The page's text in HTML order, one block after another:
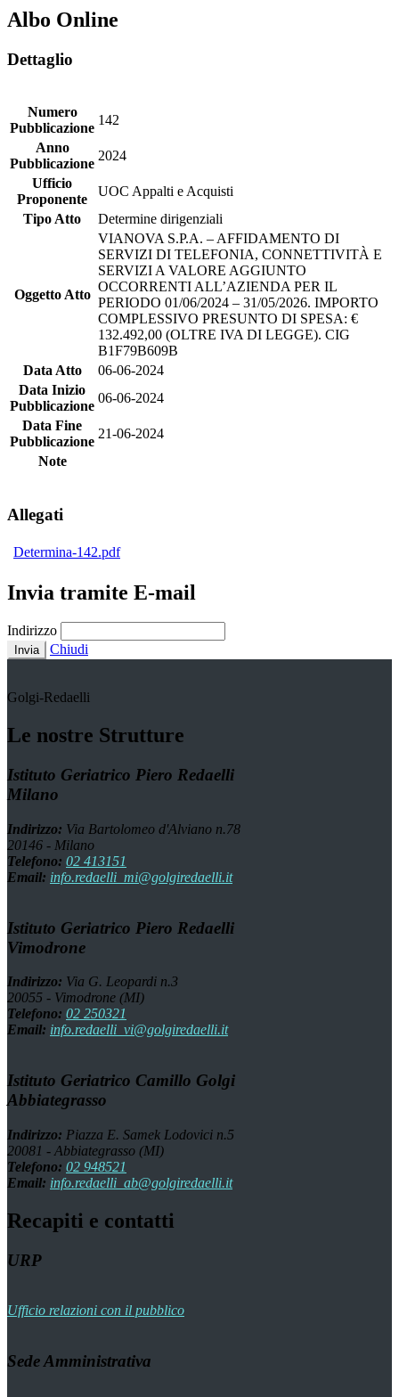
Albo Online
Dettaglio
Numero
Pubblicazione
142
Anno
Pubblicazione
2024
Ufficio
Proponente
UOC Appalti e Acquisti
Tipo Atto
Determine dirigenziali
Oggetto Atto
VIANOVA S.P.A. – AFFIDAMENTO DI
SERVIZI DI TELEFONIA, CONNETTIVITÀ E
SERVIZI A VALORE AGGIUNTO
OCCORRENTI ALL’AZIENDA PER IL
PERIODO 01/06/2024 – 31/05/2026. IMPORTO
COMPLESSIVO PRESUNTO DI SPESA: €
132.492,00 (OLTRE IVA DI LEGGE). CIG
B1F79B609B
Data Atto
06-06-2024
Data Inizio
Pubblicazione
06-06-2024
Data Fine
Pubblicazione
21-06-2024
Note
Allegati
Determina-142.pdf
Invia tramite E-mail
Indirizzo
Invia Chiudi
Golgi-Redaelli
Le nostre Strutture
Istituto Geriatrico Piero Redaelli
Milano
Indirizzo: Via Bartolomeo d'Alviano n.78
20146 - Milano
Telefono: 02 413151
Email: info.redaelli_mi@golgiredaelli.it
Istituto Geriatrico Piero Redaelli
Vimodrone
Indirizzo: Via G. Leopardi n.3
20055 - Vimodrone (MI)
Telefono: 02 250321
Email: info.redaelli_vi@golgiredaelli.it
Istituto Geriatrico Camillo Golgi
Abbiategrasso
Indirizzo: Piazza E. Samek Lodovici n.5
20081 - Abbiategrasso (MI)
Telefono: 02 948521
Email: info.redaelli_ab@golgiredaelli.it
Recapiti e contatti
URP
Ufficio relazioni con il pubblico
Sede Amministrativa